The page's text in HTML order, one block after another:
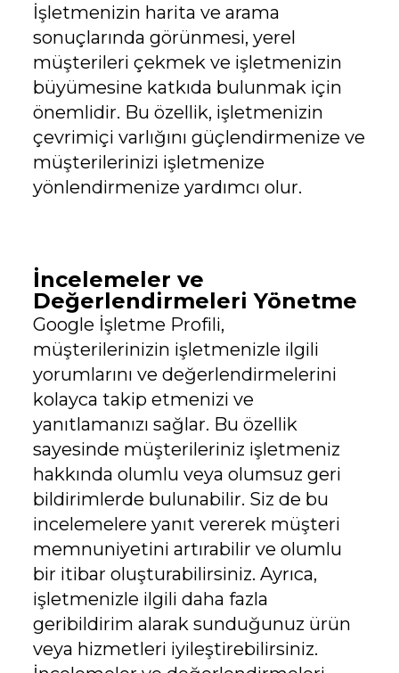
İşletmenizin harita ve arama
sonuçlarında görünmesi, yerel
müşterileri çekmek ve işletmenizin
büyümesine katkıda bulunmak için
önemlidir. Bu özellik, işletmenizin
çevrimiçi varlığını güçlendirmenize ve
müşterilerinizi işletmenize
yönlendirmenize yardımcı olur.
İncelemeler ve
Değerlendirmeleri Yönetme
Google İşletme Profili,
müşterilerinizin işletmenizle ilgili
yorumlarını ve değerlendirmelerini
kolayca takip etmenizi ve
yanıtlamanızı sağlar. Bu özellik
sayesinde müşterileriniz işletmeniz
hakkında olumlu veya olumsuz geri
bildirimlerde bulunabilir. Siz de bu
incelemelere yanıt vererek müşteri
memnuniyetini artırabilir ve olumlu
bir itibar oluşturabilirsiniz. Ayrıca,
işletmenizle ilgili daha fazla
geribildirim alarak sunduğunuz ürün
veya hizmetleri iyileştirebilirsiniz.